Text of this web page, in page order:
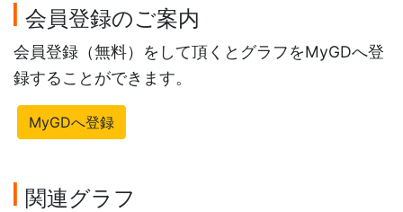
会員登録のご案内
会員登録（無料）をして頂くとグラフをMyGDへ登
録することができます。
MyGDへ登録
関連グラフ